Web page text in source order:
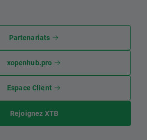
Partenariats
xopenhub.pro
Espace Client
Rejoignez XTB